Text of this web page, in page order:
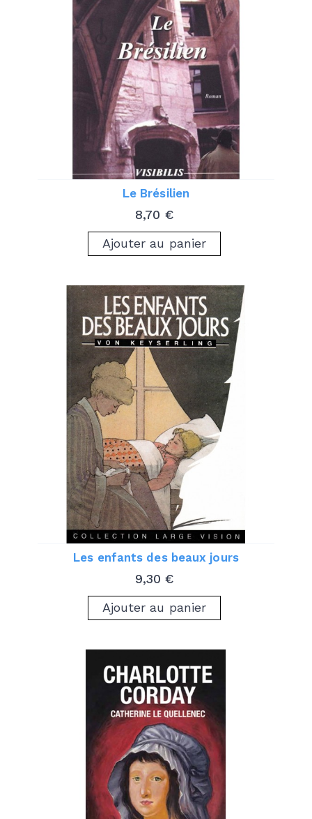
Le Brésilien
Prix
8,70 €
Ajouter au panier
Les enfants des beaux jours
Prix
9,30 €
Ajouter au panier